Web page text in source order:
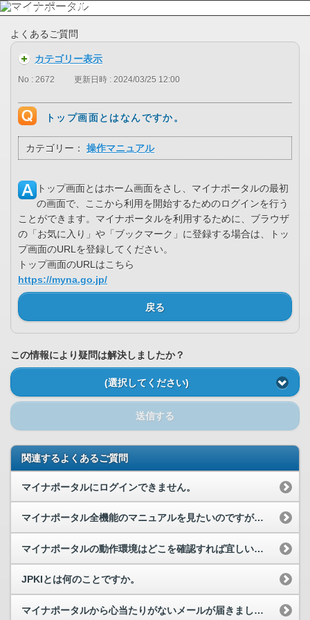
よくあるご質問
カテゴリー表示
No : 2672 更新日時 : 2024/03/25 12:00
トップ画面とはなんですか。
カテゴリー： 操作マニュアル
トップ画面とはホーム画面をさし、マイナポータルの最初
の画面で、ここから利用を開始するためのログインを行う
ことができます。マイナポータルを利用するために、ブラウザ
の「お気に入り」や「ブックマーク」に登録する場合は、トッ
プ画面のURLを登録してください。
トップ画面のURLはこちら
https://myna.go.jp/
戻る
この情報により疑問は解決しましたか？
(選択してください)
送信する
関連するよくあるご質問
マイナポータルにログインできません。
マイナポータル全機能のマニュアルを見たいのですが、どうすれば見られますか。
マイナポータルの動作環境はどこを確認すれば宜しいでしょうか。
JPKIとは何のことですか。
マイナポータルから心当たりがないメールが届きました。